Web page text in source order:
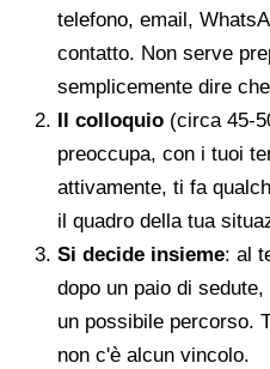
telefono, email,
contatto. Non serve
semplicemente dire
Il colloquio (circa 45-
preoccupa, con i tuoi
attivamente, ti fa
il quadro della tua
Si decide insieme: al
dopo un paio di
un possibile percorso.
non c'è alcun vincolo.